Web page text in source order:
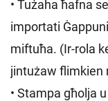
• Tużaha ħafna
importati
miftuħa. (Ir-rola
jintużaw flimkien
• Stampa għolja